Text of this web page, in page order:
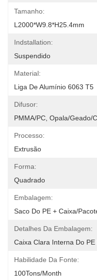
Tamanho:
L2000*W9.8*H25.4mm
Indstallation:
Suspendido
Material:
Liga De Alumínio 6063 T5
Difusor:
PMMA/PC, Opala/geado/
Processo:
Extrusão
Forma:
Quadrado
Embalagem:
Saco Do PE + Caixa/
Detalhes Da Embalagem:
Caixa Clara Interna Do
Habilidade Da Fonte:
100Tons/Month